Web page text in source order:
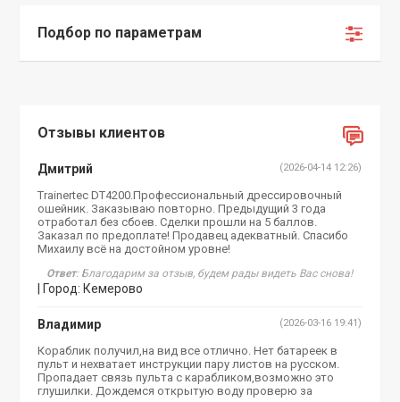
Подбор по параметрам
Отзывы клиентов
Дмитрий (2026-04-14 12:26)
Trainertec DT4200.Профессиональный дрессировочный
ошейник. Заказываю повторно. Предыдущий 3 года
отработал без сбоев. Сделки прошли на 5 баллов.
Заказал по предоплате! Продавец адекватный. Спасибо
Михаилу всё на достойном уровне!
Ответ: Благодарим за отзыв, будем рады видеть Вас снова!
| Город: Кемерово
Владимир (2026-03-16 19:41)
Кораблик получил,на вид все отлично. Нет батареек в
пульт и нехватает инструкции пару листов на русском.
Пропадает связь пульта с карабликом,возможно это
глушилки. Дождемся открытую воду проверю за